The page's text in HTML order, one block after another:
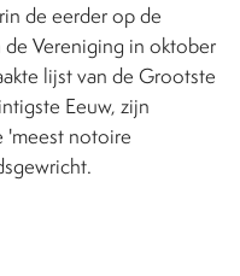
de eerder op de
de Vereniging in oktober
lijst van de Grootste
Eeuw, zijn
'meest notoire